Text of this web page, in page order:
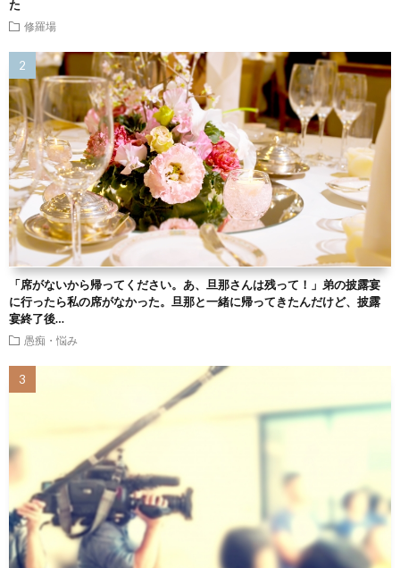
た
修羅場
「席がないから帰ってください。あ、旦那さんは残って！」弟の披露宴
に行ったら私の席がなかった。旦那と一緒に帰ってきたんだけど、披露
宴終了後…
愚痴・悩み